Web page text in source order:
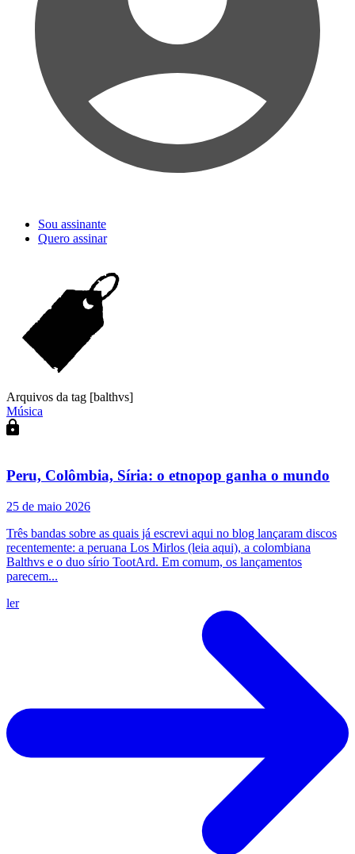
Sou assinante
Quero assinar
Arquivos da tag [balthvs]
Música
Peru, Colômbia, Síria: o etnopop ganha o mundo
25 de maio 2026
Três bandas sobre as quais já escrevi aqui no blog lançaram discos
recentemente: a peruana Los Mirlos (leia aqui), a colombiana
Balthvs e o duo sírio TootArd. Em comum, os lançamentos
parecem...
ler